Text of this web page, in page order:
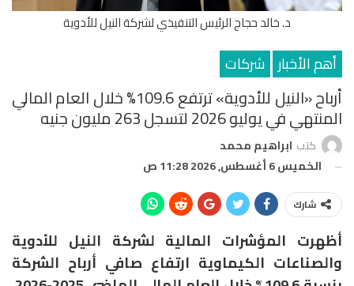
د. خالد حجاج الرئيس التنفيذي لشركة النيل للأدوية
أهم الأخبار شركات
أرباح «النيل للأدوية» ترتفع 109.6% خلال العام المالي
المنتهي في يوليو 2026 لتسجل 263 مليون جنيه
كتب ابراهيم محمد
الخميس 6 أغسطس, 2026 11:28 ص
شارك
أظهرت المؤشرات المالية لشركة النيل للأدوية
والصناعات الكيماوية ارتفاع صافي أرباح الشركة